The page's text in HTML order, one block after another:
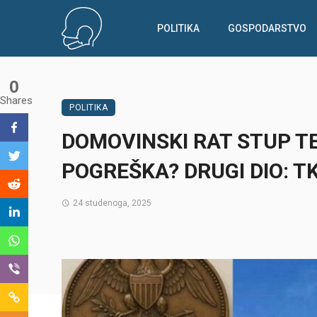
POLITIKA GOSPODARSTVO
POLITIKA
DOMOVINSKI RAT STUP
POGREŠKA? DRUGI DIO:
24 studenoga, 2025
0
Shares